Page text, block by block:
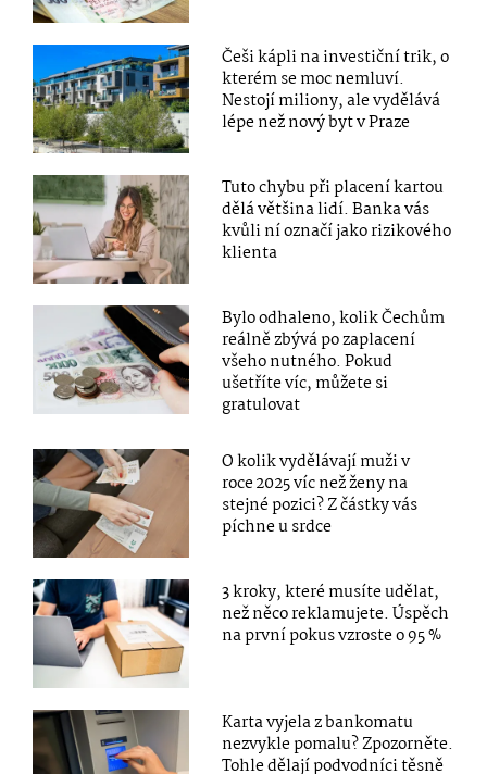
Češi kápli na investiční trik, o
kterém se moc nemluví.
Nestojí miliony, ale vydělává
lépe než nový byt v Praze
Tuto chybu při placení kartou
dělá většina lidí. Banka vás
kvůli ní označí jako rizikového
klienta
Bylo odhaleno, kolik Čechům
reálně zbývá po zaplacení
všeho nutného. Pokud
ušetříte víc, můžete si
gratulovat
O kolik vydělávají muži v
roce 2025 víc než ženy na
stejné pozici? Z částky vás
píchne u srdce
3 kroky, které musíte udělat,
než něco reklamujete. Úspěch
na první pokus vzroste o 95 %
Karta vyjela z bankomatu
nezvykle pomalu? Zpozorněte.
Tohle dělají podvodníci těsně